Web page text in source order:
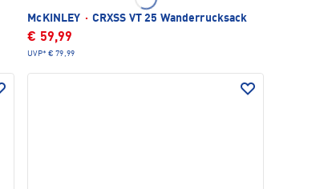
McKINLEY · CRXSS VT 25 Wanderrucksack
€ 59,99
UVP* € 79,99